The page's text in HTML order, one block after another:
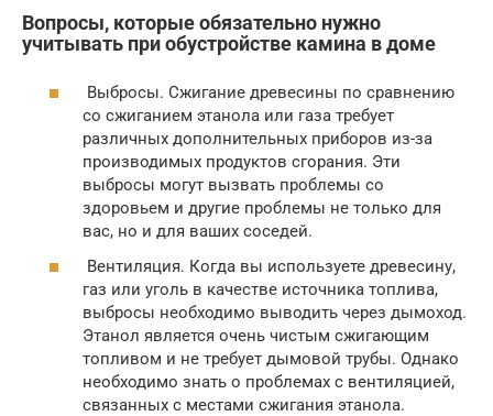
Вопросы, которые обязательно нужно
учитывать при обустройстве камина в доме
Выбросы. Сжигание древесины по сравнению
со сжиганием этанола или газа требует
различных дополнительных приборов из-за
производимых продуктов сгорания. Эти
выбросы могут вызвать проблемы со
здоровьем и другие проблемы не только для
вас, но и для ваших соседей.
Вентиляция. Когда вы используете древесину,
газ или уголь в качестве источника топлива,
выбросы необходимо выводить через дымоход.
Этанол является очень чистым сжигающим
топливом и не требует дымовой трубы. Однако
необходимо знать о проблемах с вентиляцией,
связанных с местами сжигания этанола.